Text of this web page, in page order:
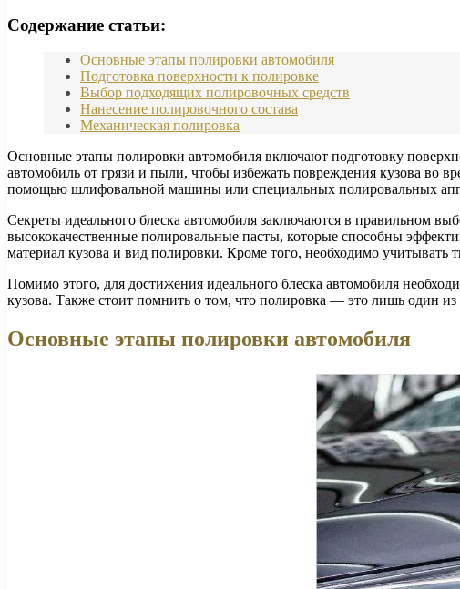
Содержание статьи:
Основные этапы полировки автомобиля
Подготовка поверхности к полировке
Выбор подходящих полировочных средств
Нанесение полировочного состава
Механическая полировка
Основные этапы полировки автомобиля включают подготовку
автомобиль от грязи и пыли, чтобы избежать повреждения кузова во
помощью шлифовальной машины или специальных полировальных
Секреты идеального блеска автомобиля заключаются в правильном
высококачественные полировальные пасты, которые способны
материал кузова и вид полировки. Кроме того, необходимо
Помимо этого, для достижения идеального блеска автомобиля
кузова. Также стоит помнить о том, что полировка — это лишь один из
Основные этапы полировки автомобиля